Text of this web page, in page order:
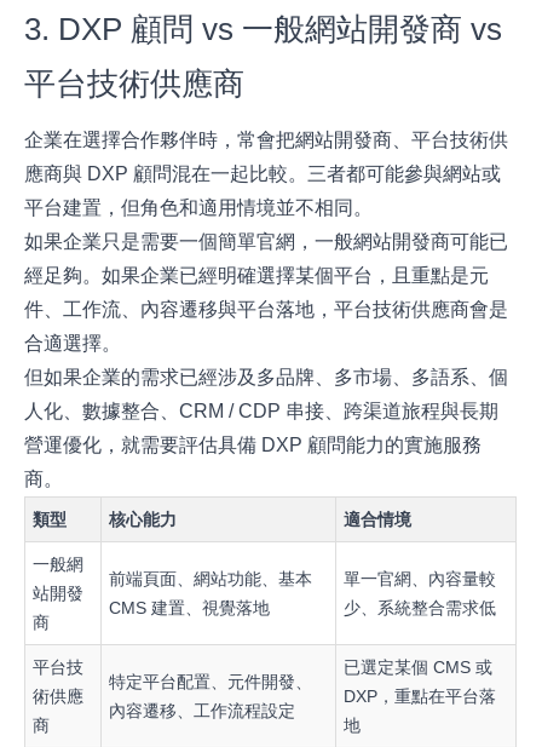
3. DXP 顧問 vs 一般網站開發商 vs
平台技術供應商
企業在選擇合作夥伴時，常會把網站開發商、平台技術供
應商與 DXP 顧問混在一起比較。三者都可能參與網站或
平台建置，但角色和適用情境並不相同。
如果企業只是需要一個簡單官網，一般網站開發商可能已
經足夠。如果企業已經明確選擇某個平台，且重點是元
件、工作流、內容遷移與平台落地，平台技術供應商會是
合適選擇。
但如果企業的需求已經涉及多品牌、多市場、多語系、個
人化、數據整合、CRM / CDP 串接、跨渠道旅程與長期
營運優化，就需要評估具備 DXP 顧問能力的實施服務
商。
類型 核心能力 適合情境
一般網
站開發
商
前端頁面、網站功能、基本
CMS 建置、視覺落地
單一官網、內容量較
少、系統整合需求低
平台技
術供應
商
特定平台配置、元件開發、
內容遷移、工作流程設定
已選定某個 CMS 或
DXP，重點在平台落
地